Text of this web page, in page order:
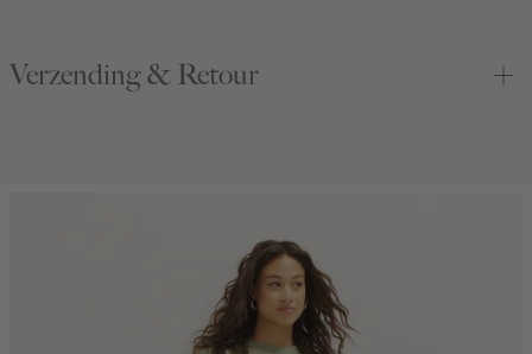
Verzending & Retour